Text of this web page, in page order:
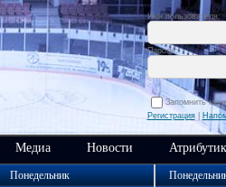
Имя пользователя:
Пароль:
Запомнить
Регистрация|
Медиа Новости
Понедельник